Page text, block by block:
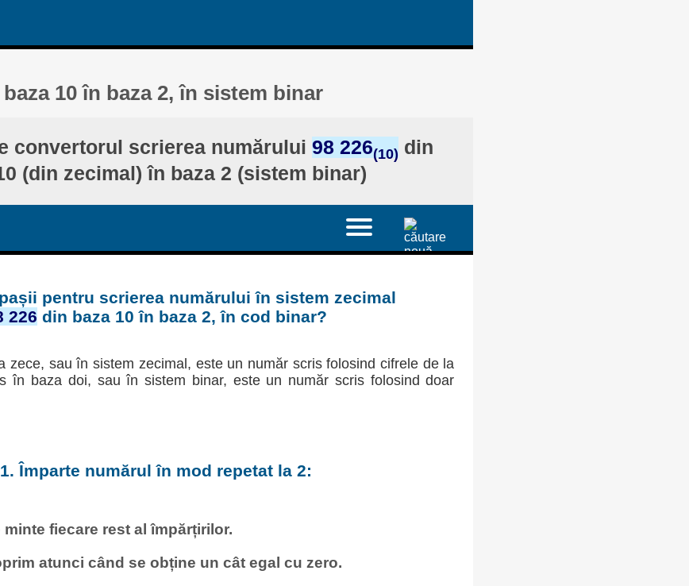
10 în baza 2, în sistem binar
convertorul scrierea numărului 98 226(10) din
(din zecimal) în baza 2 (sistem binar)
pentru scrierea numărului în sistem zecimal
226 din baza 10 în baza 2, în cod binar?
zece, sau în sistem zecimal, este un număr scris folosind cifrele de la
în baza doi, sau în sistem binar, este un număr scris folosind doar
1. Împarte numărul în mod repetat la 2:
minte fiecare rest al împărțirilor.
atunci când se obține un cât egal cu zero.